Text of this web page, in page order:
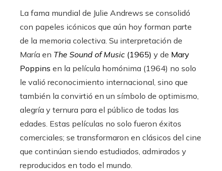
La fama mundial de Julie Andrews se consolidó
con papeles icónicos que aún hoy forman parte
de la memoria colectiva. Su interpretación de
María en The Sound of Music (1965) y de Mary
Poppins en la película homónima (1964) no solo
le valió reconocimiento internacional, sino que
también la convirtió en un símbolo de optimismo,
alegría y ternura para el público de todas las
edades. Estas películas no solo fueron éxitos
comerciales; se transformaron en clásicos del cine
que continúan siendo estudiados, admirados y
reproducidos en todo el mundo.